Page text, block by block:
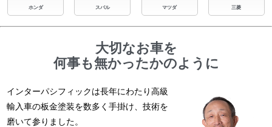
ホンダ スバル マツダ 三菱
大切なお車を
何事も無かったかのように
インターパシフィックは長年にわたり高級
輸入車の板金塗装を数多く手掛け、技術を
磨いて参りました。